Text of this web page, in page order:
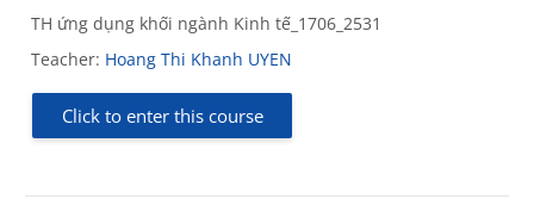
TH ứng dụng khối ngành Kinh tế_1706_2531
Teacher: Hoang Thi Khanh UYEN
Click to enter this course